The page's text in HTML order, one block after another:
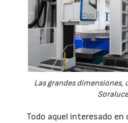
Las grandes dimensiones,
Todo aquel interesado en